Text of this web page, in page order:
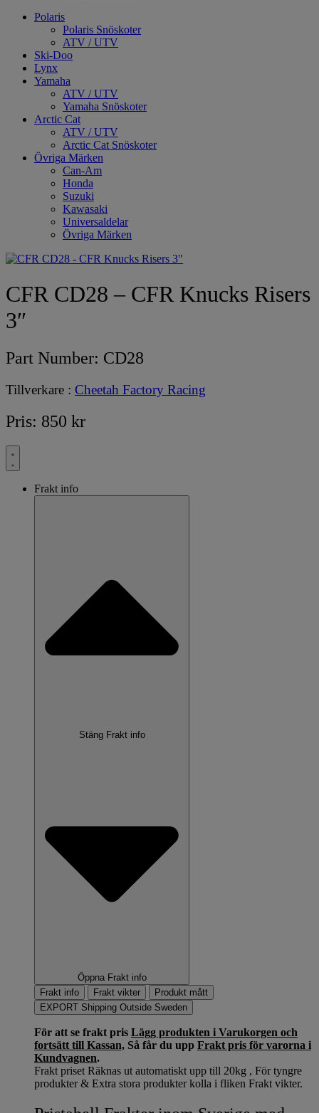
Polaris
Polaris Snöskoter
ATV / UTV
Ski-Doo
Lynx
Yamaha
ATV / UTV
Yamaha Snöskoter
Arctic Cat
ATV / UTV
Arctic Cat Snöskoter
Övriga Märken
Can-Am
Honda
Suzuki
Kawasaki
Universaldelar
Övriga Märken
CFR CD28 – CFR Knucks Risers
3″
Part Number: CD28
Tillverkare : Cheetah Factory Racing
Pris: 850 kr
Frakt info
Stäng Frakt info
Öppna Frakt info
Frakt info
Frakt vikter
Produkt mått
EXPORT Shipping Outside Sweden
För att se frakt pris Lägg produkten i Varukorgen och
fortsätt till Kassan, Så får du upp Frakt pris för varorna i
Kundvagnen.
Frakt priset Räknas ut automatiskt upp till 20kg , För tyngre
produkter & Extra stora produkter kolla i fliken Frakt vikter.